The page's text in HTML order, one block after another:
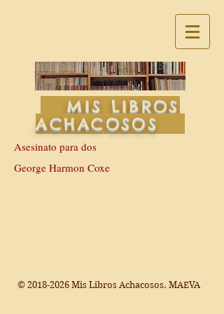
MIS LIBROS
ACHACOSOS
Asesinato para dos
George Harmon Coxe
© 2018-2026 Mis Libros Achacosos. MAEVA